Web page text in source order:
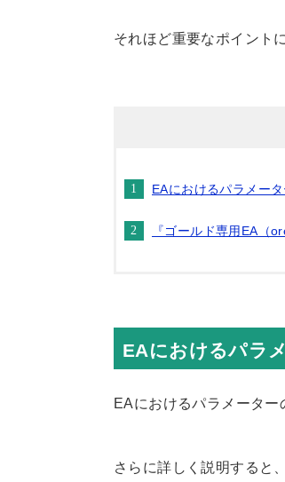
それほど重要なポイント
EAにおけるパラメー
『ゴールド専用EA（
EAにおけるパラ
EAにおけるパラメーター
さらに詳しく説明すると、